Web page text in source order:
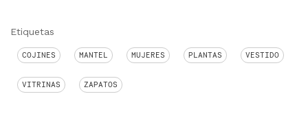
Etiquetas
COJINES MANTEL MUJERES PLANTAS VESTIDO
VITRINAS ZAPATOS